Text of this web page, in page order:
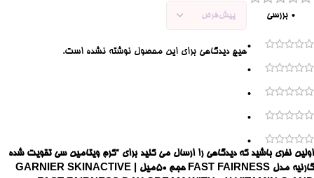
0 بررسی
0
0
0
0
0
هیچ دیدگاهی برای این محصول نوشته نشده است.
اولین نفری باشید که دیدگاهی را ارسال می کنید برای “کرم ویتامین سی تقویت شده
گارنیه مدل FAST FAIRNESS حجم 50میل | GARNIER SKINACTIVE